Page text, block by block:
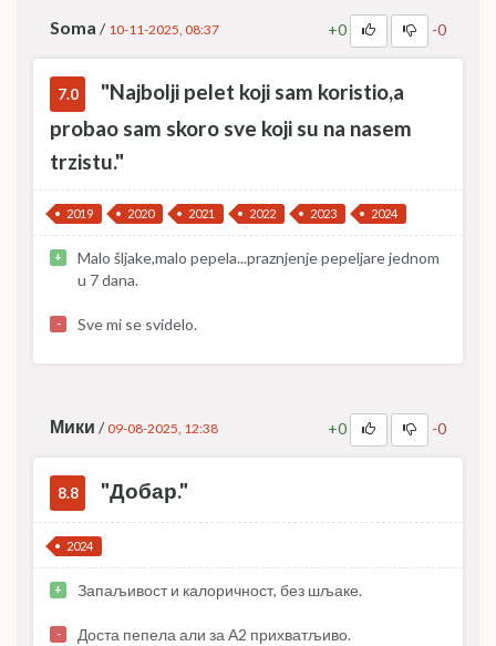
Soma / 10-11-2025, 08:37 +0 -0
7.0
"Najbolji pelet koji sam koristio,a
probao sam skoro sve koji su na nasem
trzistu."
2019 2020 2021 2022 2023 2024
+
Malo šljake,malo pepela...praznjenje pepeljare jednom
u 7 dana.
- Sve mi se svidelo.
Мики / 09-08-2025, 12:38 +0 -0
8.8 "Добар."
2024
+ Запаљивост и калоричност, без шљаке.
- Доста пепела али за А2 прихватљиво.